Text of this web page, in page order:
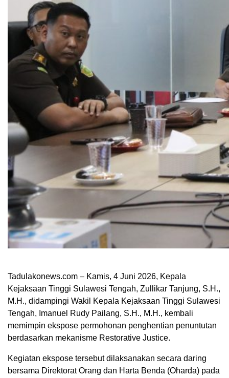
Tadulakonews.com – Kamis, 4 Juni 2026, Kepala
Kejaksaan Tinggi Sulawesi Tengah, Zullikar Tanjung, S.H.,
M.H., didampingi Wakil Kepala Kejaksaan Tinggi Sulawesi
Tengah, Imanuel Rudy Pailang, S.H., M.H., kembali
memimpin ekspose permohonan penghentian penuntutan
berdasarkan mekanisme Restorative Justice.
Kegiatan ekspose tersebut dilaksanakan secara daring
bersama Direktorat Orang dan Harta Benda (Oharda) pada